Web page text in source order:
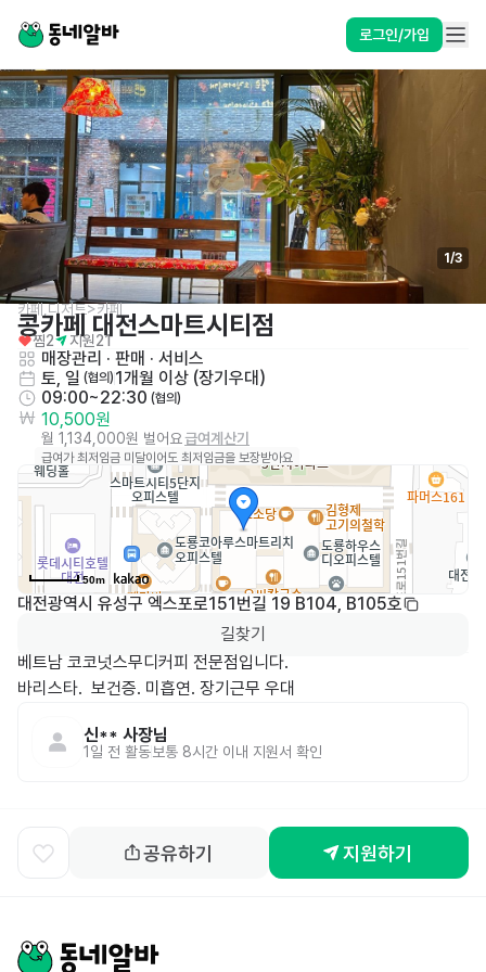
로그인/가입
1/3
카페,디저트>카페
콩카페 대전스마트시티점
찜2 지원21
매장관리 · 판매 · 서비스
토, 일 (협의) 1개월 이상 (장기우대)
09:00~22:30 (협의)
10,500원
월 1,134,000원 벌어요급여계산기
급여가 최저임금 미달이어도 최저임금을 보장받아요
50m
대전광역시 유성구 엑스포로151번길 19 B104, B105호
길찾기
베트남 코코넛스무디커피 전문점입니다.
바리스타.  보건증. 미흡연. 장기근무 우대
신** 사장님
1일 전 활동 보통 8시간 이내 지원서 확인
공유하기 지원하기